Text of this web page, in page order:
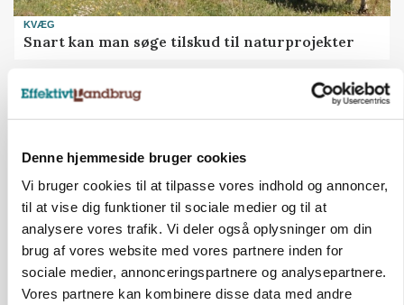
Denne hjemmeside bruger cookies
Vi bruger cookies til at tilpasse vores indhold og annoncer,
til at vise dig funktioner til sociale medier og til at
analysere vores trafik. Vi deler også oplysninger om din
brug af vores website med vores partnere inden for
sociale medier, annonceringspartnere og analysepartnere.
Vores partnere kan kombinere disse data med andre
KVÆG
Snart kan man søge tilskud til naturprojekter
PLANTER
skadedyrsrisici
Annonce
Loading...